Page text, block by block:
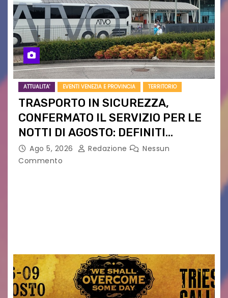
ATTUALITA' EVENTI VENEZIA E PROVINCIA TERRITORIO
TRASPORTO IN SICUREZZA,
CONFERMATO IL SERVIZIO PER LE
NOTTI DI AGOSTO: DEFINITI
PERCORSI, FERMATE E ORARIO
Ago 5, 2026 Redazione
Nessun
Commento